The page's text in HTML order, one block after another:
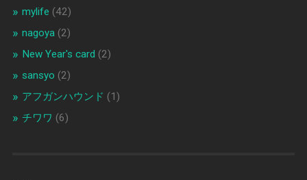
mylife (42)
nagoya(2)
New Year's card (2)
sansyo (2)
アフガンハウンド (1)
チワワ (6)